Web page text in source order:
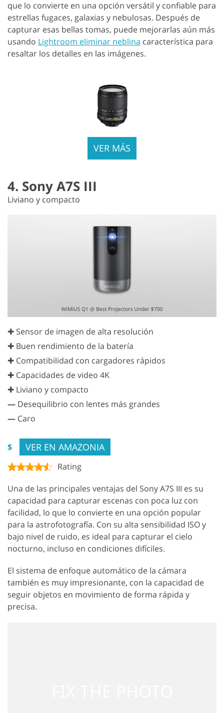
que lo convierte en una opción versátil y confiable para
estrellas fugaces, galaxias y nebulosas. Después de
capturar esas bellas tomas, puede mejorarlas aún más
usando Lightroom eliminar neblina característica para
resaltar los detalles en las imágenes.
VER MÁS
4. Sony A7S III
Liviano y compacto
✚ Sensor de imagen de alta resolución
✚ Buen rendimiento de la batería
✚ Compatibilidad con cargadores rápidos
✚ Capacidades de video 4K
✚ Liviano y compacto
— Desequilibrio con lentes más grandes
— Caro
$ VER EN AMAZONIA
Rating
Una de las principales ventajas del Sony A7S III es su
capacidad para capturar escenas con poca luz con
facilidad, lo que lo convierte en una opción popular
para la astrofotografía. Con su alta sensibilidad ISO y
bajo nivel de ruido, es ideal para capturar el cielo
nocturno, incluso en condiciones difíciles.
El sistema de enfoque automático de la cámara
también es muy impresionante, con la capacidad de
seguir objetos en movimiento de forma rápida y
precisa.